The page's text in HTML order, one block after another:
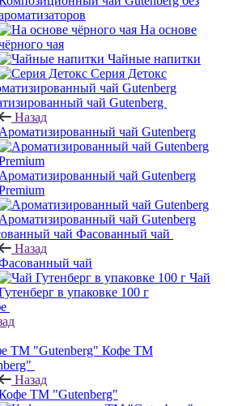
На основе
чая
Чайные напитки
Серия Детокс
чай Gutenberg
Назад
Ароматизированный чай Gutenberg
Ароматизированный чай Gutenberg
Ароматизированный чай Gutenberg
Фасованный чай
Назад
чай
Чай
в упаковке 100 г
Кофе ТМ
Назад
ТМ "Gutenberg"